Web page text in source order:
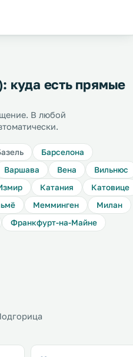
куда есть прямые
В любой
Барселона
Варшава Вена
Вильнюс
Катания
Катовице
Мемминген
Милан
Франкфурт-на-Майне